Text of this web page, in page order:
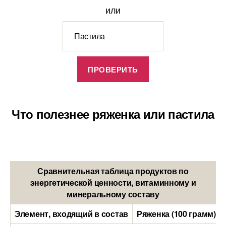
или
Что полезнее ряженка или пастила
Сравнительная таблица продуктов по
энергетической ценности, витаминному и
минеральному составу
Элемент, входящий в состав
Ряженка (100 грамм)